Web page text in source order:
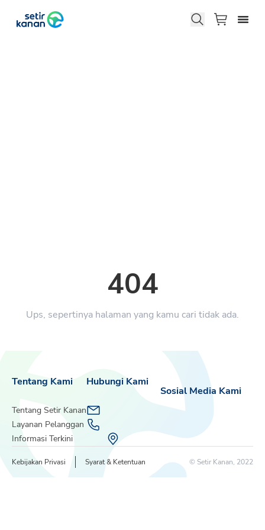
404
Ups, sepertinya halaman yang kamu cari tidak ada.
Tentang Kami
Tentang Setir Kanan
Layanan Pelanggan
Informasi Terkini
Sosial Media Kami
Hubungi Kami
Kebijakan Privasi Syarat & Ketentuan © Setir Kanan, 2022